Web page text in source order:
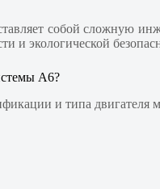
собой сложную
и экологической
А6?
и типа двигателя